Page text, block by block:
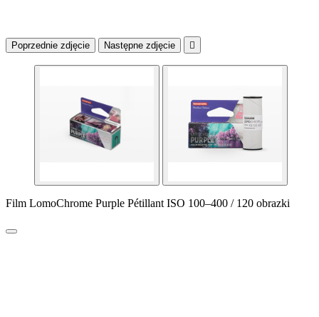
Poprzednie zdjęcie Następne zdjęcie 
Film LomoChrome Purple Pétillant ISO 100–400 / 120 obrazki